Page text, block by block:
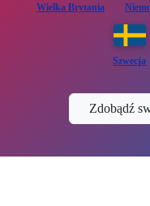
Wielka Brytania
Szwecja
Zdobądź